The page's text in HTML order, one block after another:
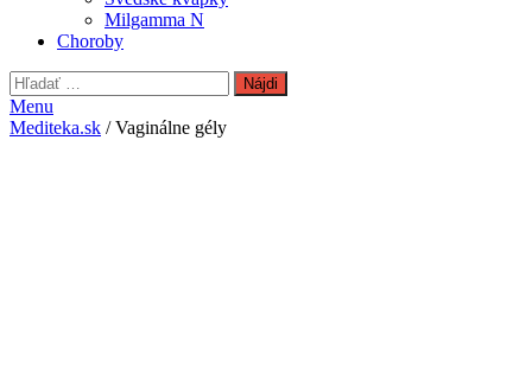
Milgamma N
Choroby
Hľadať:
Menu
Mediteka.sk / Vaginálne gély